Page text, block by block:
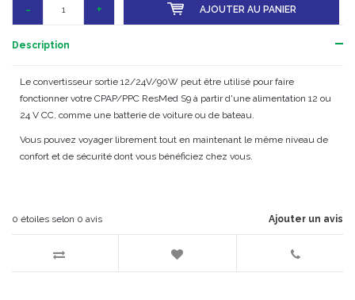
- + AJOUTER AU PANIER
Description
Le convertisseur sortie 12/24V/90W peut être utilisé pour faire
fonctionner votre CPAP/PPC ResMed S9 à partir d'une alimentation 12 ou
24 V CC, comme une batterie de voiture ou de bateau.
Vous pouvez voyager librement tout en maintenant le même niveau de
confort et de sécurité dont vous bénéficiez chez vous.
Ajouter un avis
0 étoiles selon 0 avis